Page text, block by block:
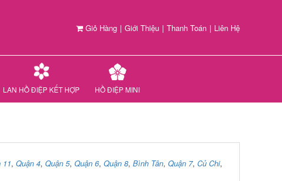
Giỏ Hàng | Giới Thiệu | Thanh Toán | Liên Hệ
LAN HỒ ĐIỆP KẾT HỢP HỒ ĐIỆP MINI
11, Quận 4, Quận 5, Quận 6, Quận 8, Bình Tân, Quận 7, Củ Chi,